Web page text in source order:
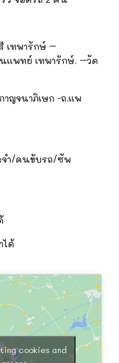
เทพารักษ์ –
แพทย์ เทพารักษ์. –วัด
าญจนาภิเษก -ถ.แพ
ำ/คนขับรถ/ซัพ
ได้
cookies and